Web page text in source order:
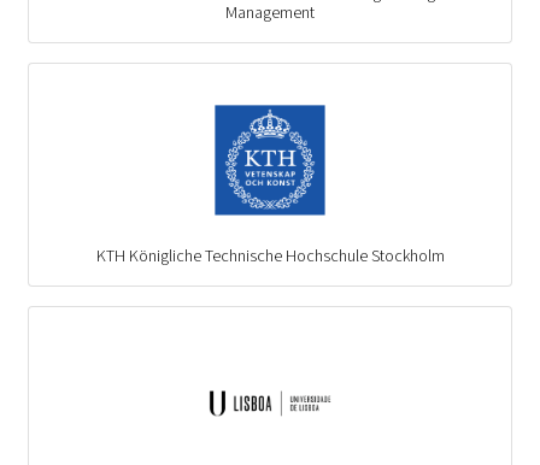
Management
KTH Königliche Technische Hochschule Stockholm